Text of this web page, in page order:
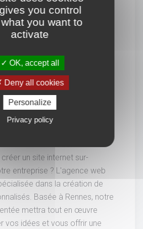
en savoir
un site internet sur-
entreprise ? L'agence web
dans la création de
Basée à Rennes, notre
mettra tout en œuvre
vos idées et vous offrir une
you control
you want to
activate
OK, accept all
Deny all cookies
Personalize
Privacy policy